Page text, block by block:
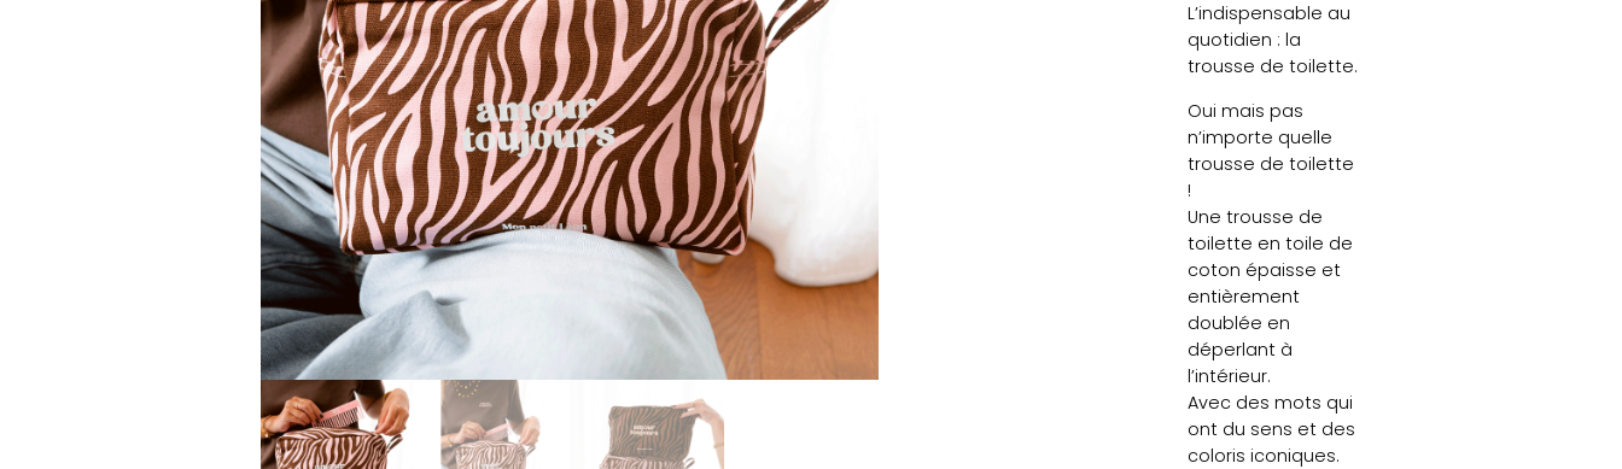
L’indispensable au
quotidien : la
trousse de toilette.
Oui mais pas
n’importe quelle
trousse de toilette
!
Une trousse de
toilette en toile de
coton épaisse et
entièrement
doublée en
déperlant à
l’intérieur.
Avec des mots qui
ont du sens et des
coloris iconiques.